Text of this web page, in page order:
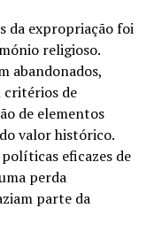
da expropriação foi
religioso.
abandonados,
critérios de
de elementos
valor histórico.
políticas eficazes de
perda
parte da